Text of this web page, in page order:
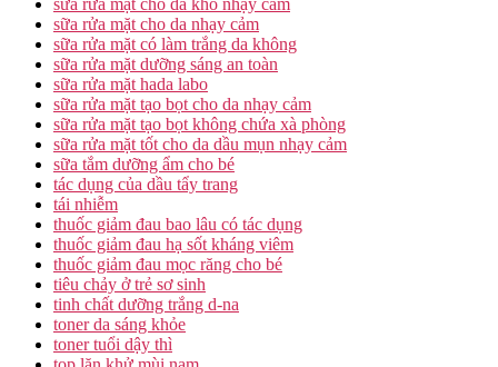
sữa rửa mặt cho da khô nhạy cảm
sữa rửa mặt cho da nhạy cảm
sữa rửa mặt có làm trắng da không
sữa rửa mặt dưỡng sáng an toàn
sữa rửa mặt hada labo
sữa rửa mặt tạo bọt cho da nhạy cảm
sữa rửa mặt tạo bọt không chứa xà phòng
sữa rửa mặt tốt cho da dầu mụn nhạy cảm
sữa tắm dưỡng ẩm cho bé
tác dụng của dầu tẩy trang
tái nhiễm
thuốc giảm đau bao lâu có tác dụng
thuốc giảm đau hạ sốt kháng viêm
thuốc giảm đau mọc răng cho bé
tiêu chảy ở trẻ sơ sinh
tinh chất dưỡng trắng d-na
toner da sáng khỏe
toner tuổi dậy thì